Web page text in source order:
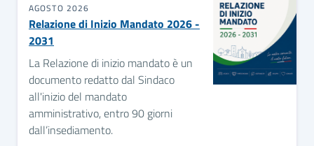
AGOSTO 2026
Relazione di Inizio Mandato 2026 -
2031
La Relazione di inizio mandato è un
documento redatto dal Sindaco
all'inizio del mandato
amministrativo, entro 90 giorni
dall’insediamento.